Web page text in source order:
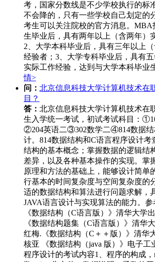
考，国家分数线是不少学校执行的标
不会降的，只有一些学校自己划定的
考生可以关注院校的官方消息。MBA
生毕业后，具有两年以上（含两年）
2、大学本科毕业后，具有三年以上
经验者；3、大学专科毕业后，具有五
实际工作经验，达到与大学本科毕业
情>
问： 北京信息科技大学计算机技术在
目？
答： 北京信息科技大学计算机技术在
生入学统一考试，初试考试科目：
②204英语二③302数学二④814数据结
计。814数据结构和C语言程序设计考
结构的基本概念；掌握数据的逻辑结
差异，以及各种基本操作的实现。掌
原理和方法的基础上，能够设计简单
行基本的时间复杂度与空间复杂度的
适的数据结构和算法进行问题求解，
JAVA语言设计与实现算法的能力。
《数据结构（C语言版）》清华大学
《数据结构题集（C语言版）》清华
红梅.《数据结构（C＋＋版）》清华
核亚 《数据结构（java 版）》电子工
程序设计的考试内容1、程序的构成